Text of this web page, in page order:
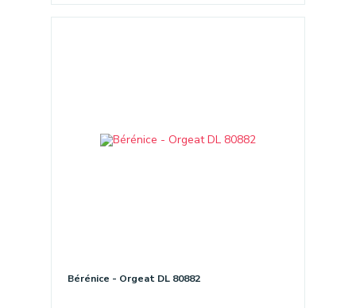
Bérénice - Orgeat DL 80882